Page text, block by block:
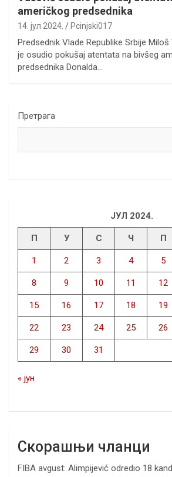
američkog predsednika
14. јул 2024. Pcinjski017
Predsednik Vlade Republike Srbije
je osudio pokušaj atentata na bivšeg
predsednika Donalda…
Претрага
ЈУЛ 2024.
П У С Ч П
1 2 3 4 5
8 9 10 11 12
15 16 17 18 19
22 23 24 25 26
29 30 31
« јун
Скорашњи чланци
FIBA avgust: Alimpijević odredio 18